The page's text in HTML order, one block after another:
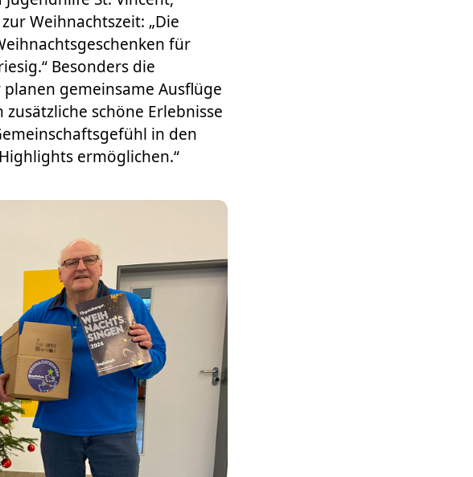
Weihnachtszeit: „Die
für
Besonders die
gemeinsame Ausflüge
schöne Erlebnisse
in den
ermöglichen.“